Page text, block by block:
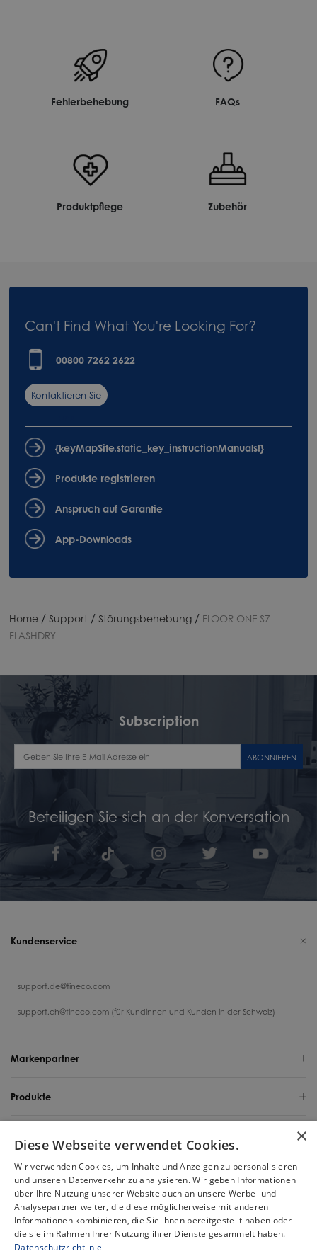
Fehlerbehebung FAQs
Produktpflege Zubehör
Can't Find What You're Looking For?
00800 7262 2622
Kontaktieren Sie
{keyMapSite.static_key_instructionManuals!}
Produkte registrieren
Anspruch auf Garantie
App-Downloads
Home / Support / Störungsbehebung / FLOOR ONE S7
FLASHDRY
Subscription
ABONNIEREN
Beteiligen Sie sich an der Konversation
Kundenservice
support.de@tineco.com
support.ch@tineco.com (für Kundinnen und Kunden in der Schweiz)
Markenpartner
Produkte
Über uns
Deutschland / Deutsch
Urheberrecht 2025 Tineco Intelligent Germany GmbH. Alle Rechte
vorbehalten.
×
Diese Webseite verwendet Cookies.
Wir verwenden Cookies, um Inhalte und Anzeigen zu personalisieren
und unseren Datenverkehr zu analysieren. Wir geben Informationen
über Ihre Nutzung unserer Website auch an unsere Werbe- und
Analysepartner weiter, die diese möglicherweise mit anderen
Informationen kombinieren, die Sie ihnen bereitgestellt haben oder
die sie im Rahmen Ihrer Nutzung ihrer Dienste gesammelt haben.
Datenschutzrichtlinie